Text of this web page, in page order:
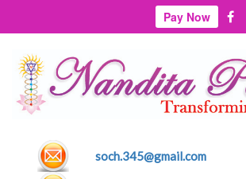
Pay Now
soch.345@gmail.com